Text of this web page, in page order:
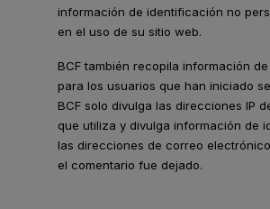
información de identificación no
en el uso de su sitio web.
BCF también recopila información
para los usuarios que han iniciado
BCF solo divulga las direcciones IP
que utiliza y divulga información de
las direcciones de correo
el comentario fue dejado.